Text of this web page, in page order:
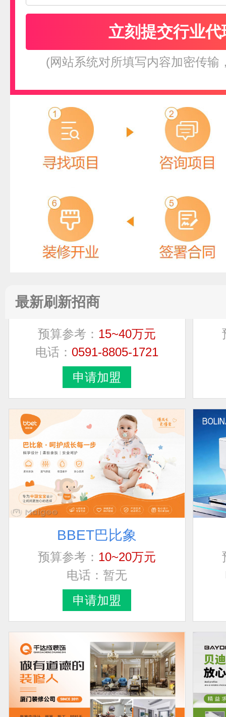
(网站系统对所填写内容加密传输
最新刷新招商
亚通Aton
电话： 0591-8805-1721
申请加盟
BBET巴比象
电话：暂无
申请加盟